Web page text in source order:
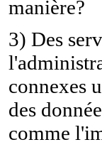
manière?
3) Des
connexes
des
comme